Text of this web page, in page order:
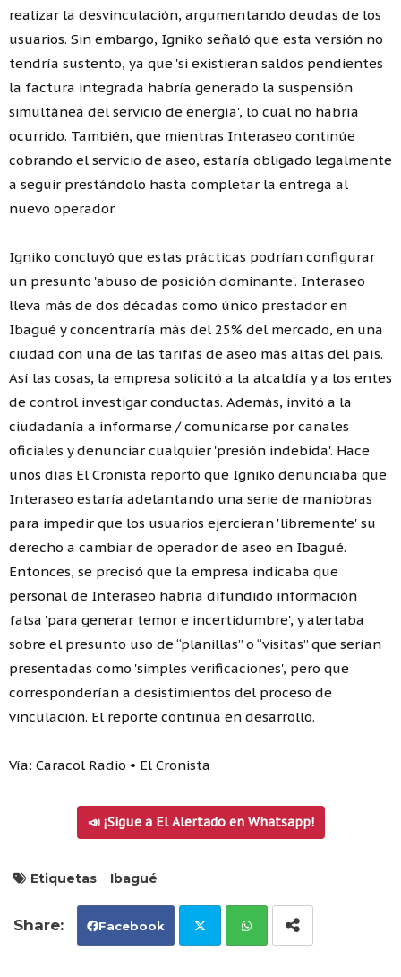
realizar la desvinculación, argumentando deudas de los
usuarios. Sin embargo, Igniko señaló que esta versión no
tendría sustento, ya que 'si existieran saldos pendientes
la factura integrada habría generado la suspensión
simultánea del servicio de energía', lo cual no habría
ocurrido. También, que mientras Interaseo continúe
cobrando el servicio de aseo, estaría obligado legalmente
a seguir prestándolo hasta completar la entrega al
nuevo operador.
Igniko concluyó que estas prácticas podrían configurar
un presunto 'abuso de posición dominante'. Interaseo
lleva más de dos décadas como único prestador en
Ibagué y concentraría más del 25% del mercado, en una
ciudad con una de las tarifas de aseo más altas del país.
Así las cosas, la empresa solicitó a la alcaldía y a los entes
de control investigar conductas. Además, invitó a la
ciudadanía a informarse / comunicarse por canales
oficiales y denunciar cualquier 'presión indebida'. Hace
unos días El Cronista reportó que Igniko denunciaba que
Interaseo estaría adelantando una serie de maniobras
para impedir que los usuarios ejercieran 'libremente' su
derecho a cambiar de operador de aseo en Ibagué.
Entonces, se precisó que la empresa indicaba que
personal de Interaseo habría difundido información
falsa 'para generar temor e incertidumbre', y alertaba
sobre el presunto uso de “planillas” o “visitas” que serían
presentadas como 'simples verificaciones', pero que
corresponderían a desistimientos del proceso de
vinculación. El reporte continúa en desarrollo.
Vía: Caracol Radio • El Cronista
📣 ¡Sigue a El Alertado en Whatsapp!
Etiquetas Ibagué
Facebook